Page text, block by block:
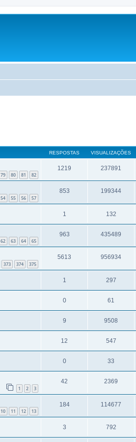
RESPOSTAS VISUALIZAÇÕES
79 80 81 82
1219 237891
54 55 56 57
853 199344
1 132
62 63 64 65
963 435489
373 374 375
5613 956934
1 297
0 61
9 9508
12 547
0 33
1 2 3
42 2369
10 11 12 13
184 114677
3 792